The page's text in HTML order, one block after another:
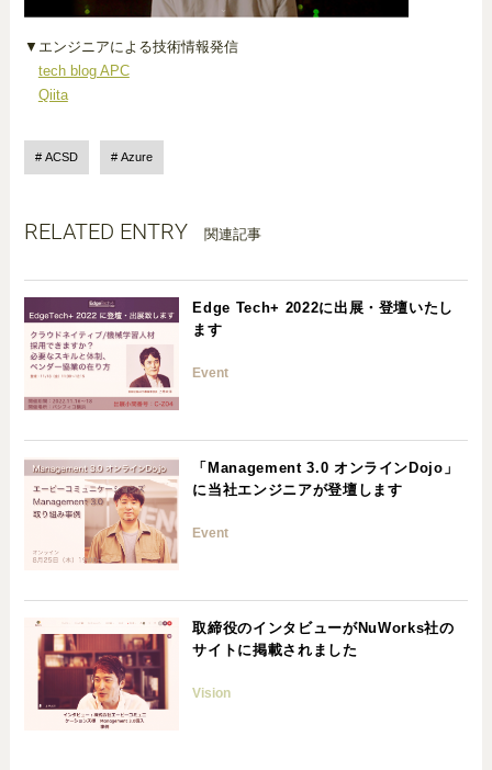
▼エンジニアによる技術情報発信
tech blog APC
Qiita
ACSD Azure
RELATED ENTRY 関連記事
Edge Tech+ 2022に出展・登壇いたし
ます
Event
「Management 3.0 オンラインDojo」
に当社エンジニアが登壇します
Event
取締役のインタビューがNuWorks社の
サイトに掲載されました
Vision